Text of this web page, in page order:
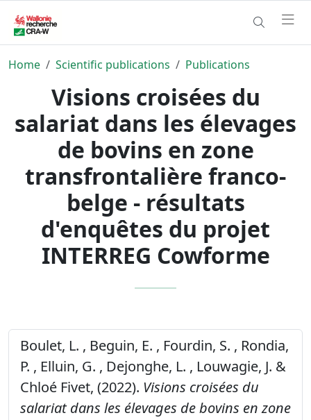
Home Scientific publications Publications
Visions croisées du
salariat dans les élevages
de bovins en zone
transfrontalière franco-
belge - résultats
d'enquêtes du projet
INTERREG Cowforme
Boulet, L. , Beguin, E. , Fourdin, S. , Rondia,
P. , Elluin, G. , Dejonghe, L. , Louwagie, J. &
Chloé Fivet, (2022). Visions croisées du
salariat dans les élevages de bovins en zone